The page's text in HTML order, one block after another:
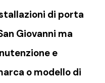
di porta
Giovanni ma
e
o modello di